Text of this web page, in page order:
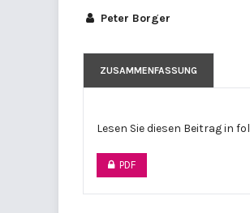
Peter Borger
ZUSAMMENFASSUNG
Lesen Sie diesen Beitrag in
PDF